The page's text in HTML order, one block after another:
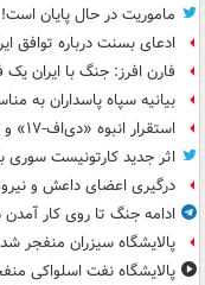
ماموریت در حال پایان است!
ادعای بسنت درباره توافق
فارن افرز: جنگ با ایران
بیانیه سپاه پاسداران به
استقرار انبوه «دی‌اف‑۱۷» و پایان عصر پدافند آمریکا +عکس
اثر جدید کارتونیست سوری
درگیری اعضای داعش و
ادامه جنگ تا روی کار آمدن
پالایشگاه سیزران منفجر شد
پالایشگاه نفت اسلواکی